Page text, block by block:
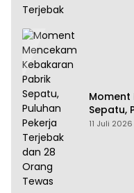
Moment
Sepatu,
28
11 Juli 2026